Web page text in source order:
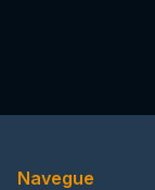
Navegue